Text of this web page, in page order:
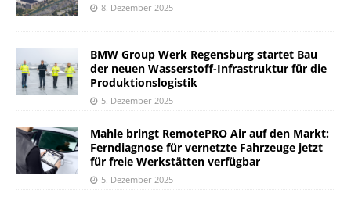
8. Dezember 2025
BMW Group Werk Regensburg startet Bau
der neuen Wasserstoff-Infrastruktur für die
Produktionslogistik
5. Dezember 2025
Mahle bringt RemotePRO Air auf den Markt:
Ferndiagnose für vernetzte Fahrzeuge jetzt
für freie Werkstätten verfügbar
5. Dezember 2025